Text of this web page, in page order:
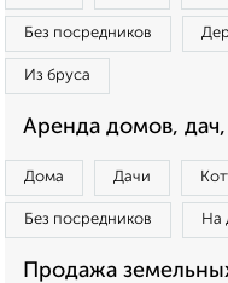
Без посредников
Из бруса
Аренда домов,
Дома Дачи
Без посредников На
Продажа